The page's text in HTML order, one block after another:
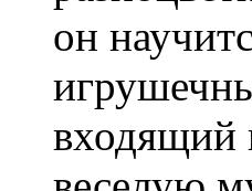
он
входящий